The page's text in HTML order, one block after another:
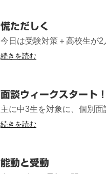
慌ただしく
今日は受験対策＋高校生が
続きを読む
面談ウィークスタート！
主に中3生を対象に、個別
続きを読む
能動と受動